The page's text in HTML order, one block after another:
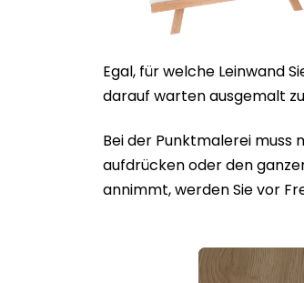
Egal, für welche Leinwand
darauf warten ausgemalt
Bei der Punktmalerei
aufdrücken oder den
annimmt, werden Sie vor